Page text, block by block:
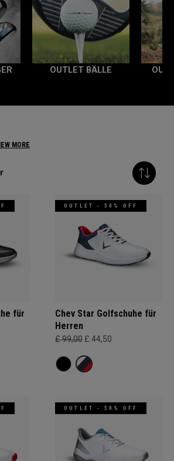
OUTLET BÄLLE
MORE
für
OUTLET - 50% OFF
Chev Star Golfschuhe für
Herren
£ 99,00 £ 44,50
OUTLET - 50% OFF